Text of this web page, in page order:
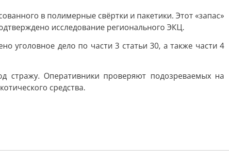
в полимерные свёртки и пакетики. Этот «запас»
исследование регионального ЭКЦ.
уголовное дело по части 3 статьи 30, а также части 4
стражу. Оперативники проверяют подозреваемых на
средства.